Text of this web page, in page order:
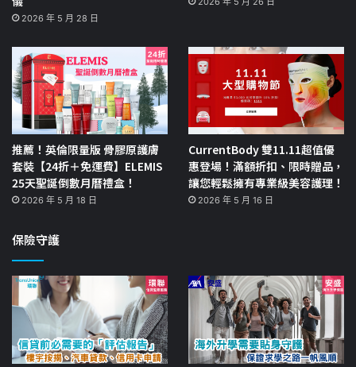
2026 年 5 月 28 日
推薦！英倫限量版 骨膠原護膚
套裝【24折＋免運費】ELEMIS
25天聖誕倒數月曆禮盒！
2026 年 5 月 18 日
CurrentBody 雙11.11超值優
惠登場！滿額折扣、限時贈品，
讓您輕鬆擁有專業級美容護理！
2026 年 5 月 16 日
保險守護